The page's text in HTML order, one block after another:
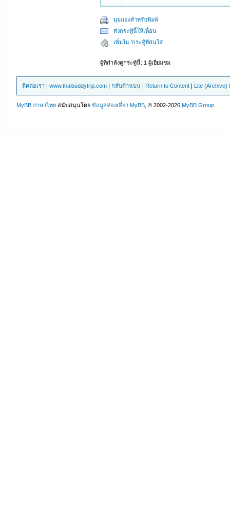
มุมมองสำหรับพิมพ์
ส่งกระทู้นี้ให้เพื่อน
เพิ่มใน 'กระทู้ที่สนใจ'
ผู้ที่กำลังดูกระทู้นี้: 1 ผู้เยี่ยมชม
ติดต่อเรา |www.thaibuddytrip.com |กลับด้านบน | Return to Content | Lite (Archive)
MyBB ภาษาไทย สนับสนุนโดยข้อมูลท่องเที่ยว MyBB , © 2002-2026MyBB Group